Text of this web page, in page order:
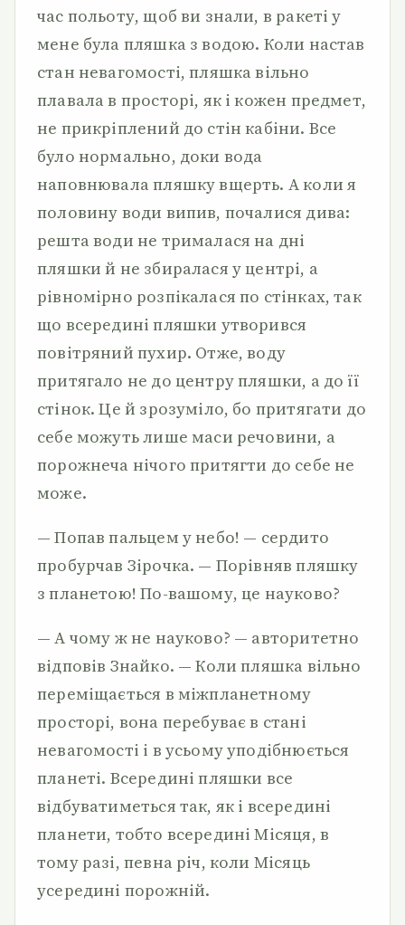
час польоту, щоб ви знали, в ракеті у
мене була пляшка з водою. Коли настав
стан невагомості, пляшка вільно
плавала в просторі, як і кожен предмет,
не прикріплений до стін кабіни. Все
було нормально, доки вода
наповнювала пляшку вщерть. А коли я
половину води випив, почалися дива:
решта води не трималася на дні
пляшки й не збиралася у центрі, а
рівномірно розпікалася по стінках, так
що всередині пляшки утворився
повітряний пухир. Отже, воду
притягало не до центру пляшки, а до її
стінок. Це й зрозуміло, бо притягати до
себе можуть лише маси речовини, а
порожнеча нічого притягти до себе не
може.
— Попав пальцем у небо! — сердито
пробурчав Зірочка. — Порівняв пляшку
з планетою! По-вашому, це науково?
— А чому ж не науково? — авторитетно
відповів Знайко. — Коли пляшка вільно
переміщається в міжпланетному
просторі, вона перебуває в стані
невагомості і в усьому уподібнюється
планеті. Всередині пляшки все
відбуватиметься так, як і всередині
планети, тобто всередині Місяця, в
тому разі, певна річ, коли Місяць
усередині порожній.